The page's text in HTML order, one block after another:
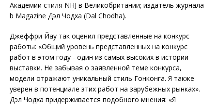
Академии стиля NHJ в Великобритании; издатель журнала
b Magazine Дэл Чодха (Dal Chodha).
Джеффри Йау так оценил представленные на конкурс
работы: «Общий уровень представленных на конкурс
работ в этом году - один из самых высоких в истории
выставки. Не забывая о заявленной теме конкурса,
модели отражают уникальный стиль Гонконга. Я также
уверен в потенциале этих работ на зарубежных рынках».
Дэл Чодха придерживается подобного мнения: «Я